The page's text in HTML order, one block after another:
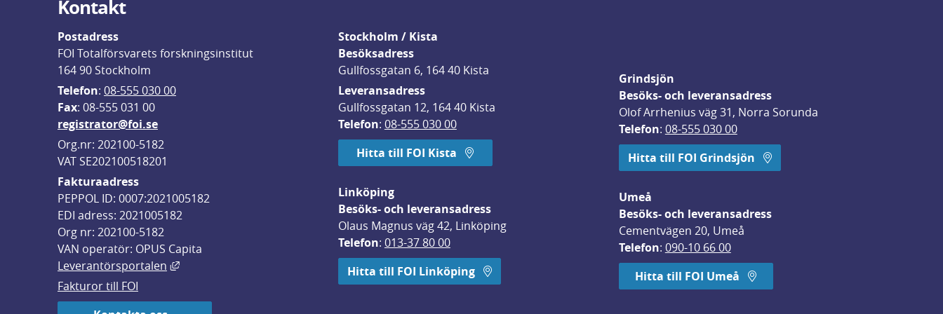
Kontakt
Postadress
FOI Totalförsvarets forskningsinstitut
164 90 Stockholm
Telefon: 08-555 030 00
Fax: 08-555 031 00
registrator@foi.se
Org.nr: 202100-5182
VAT SE202100518201
Fakturaadress
PEPPOL ID: 0007:2021005182
EDI adress: 2021005182
Org nr: 202100-5182
VAN operatör: OPUS Capita
Leverantörsportalen
Länk till annan webbplats, öppnas i nytt fönster.
Fakturor till FOI
Stockholm / Kista
Besöksadress
Gullfossgatan 6, 164 40 Kista
Leveransadress
Gullfossgatan 12, 164 40 Kista
Telefon: 08-555 030 00
Hitta till FOI Kista
Linköping
Besöks- och leveransadress
Olaus Magnus väg 42, Linköping
Telefon: 013-37 80 00
Hitta till FOI Linköping
Grindsjön
Besöks- och leveransadress
Olof Arrhenius väg 31, Norra Sorunda
Telefon: 08-555 030 00
Hitta till FOI Grindsjön
Umeå
Besöks- och leveransadress
Cementvägen 20, Umeå
Telefon: 090-10 66 00
Hitta till FOI Umeå